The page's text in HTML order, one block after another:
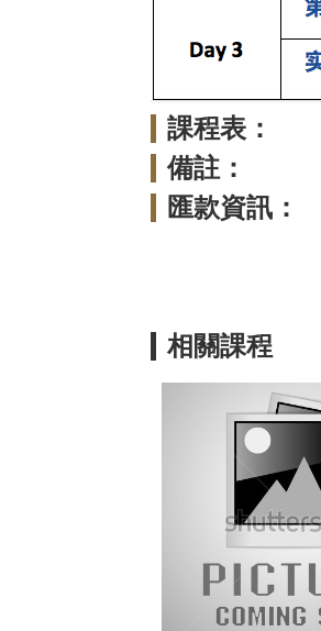
課程表：
備註：
匯款資訊：
相關課程